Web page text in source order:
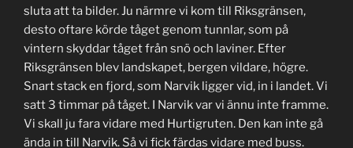
sluta att ta bilder. Ju närmre vi kom till Riksgränsen,
desto oftare körde tåget genom tunnlar, som på
vintern skyddar tåget från snö och laviner. Efter
Riksgränsen blev landskapet, bergen vildare, högre.
Snart stack en fjord, som Narvik ligger vid, in i landet. Vi
satt 3 timmar på tåget. I Narvik var vi ännu inte framme.
Vi skall ju fara vidare med Hurtigruten. Den kan inte gå
ända in till Narvik. Så vi fick färdas vidare med buss.